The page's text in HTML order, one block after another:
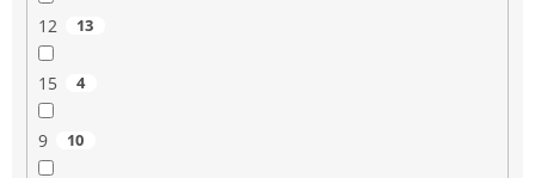
12 13
15 4
9 10